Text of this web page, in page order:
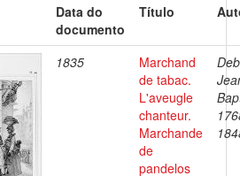
Data do
documento
Título
1835
Marchand
de tabac.
L'aveugle
chanteur.
Marchande
de
pandelos